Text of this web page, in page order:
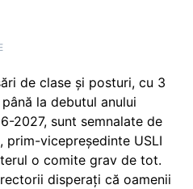
de clase și posturi, cu 3
la debutul anului
2027, sunt semnalate de
prim-vicepreședinte USLI
o comite grav de tot.
disperați că oamenii